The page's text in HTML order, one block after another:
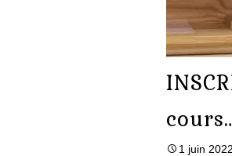
1 juin 2022